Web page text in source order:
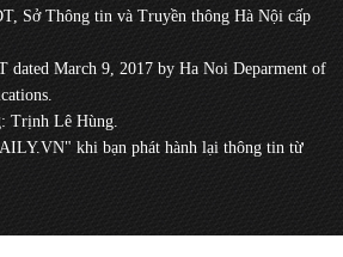
Sở Thông tin và Truyền thông Hà Nội cấp
dated March 9, 2017 by Ha Noi Deparment of
Trịnh Lê Hùng.
khi bạn phát hành lại thông tin từ